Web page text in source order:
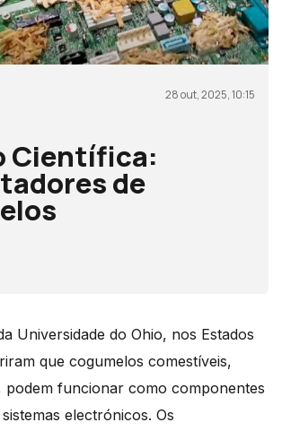
28 out, 2025, 10:15
Científica:
de
Universidade do Ohio, nos Estados
que cogumelos comestíveis,
podem funcionar como componentes
electrónicos. Os